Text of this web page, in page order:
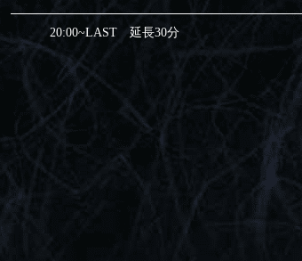
20:00~LAST 延長30分